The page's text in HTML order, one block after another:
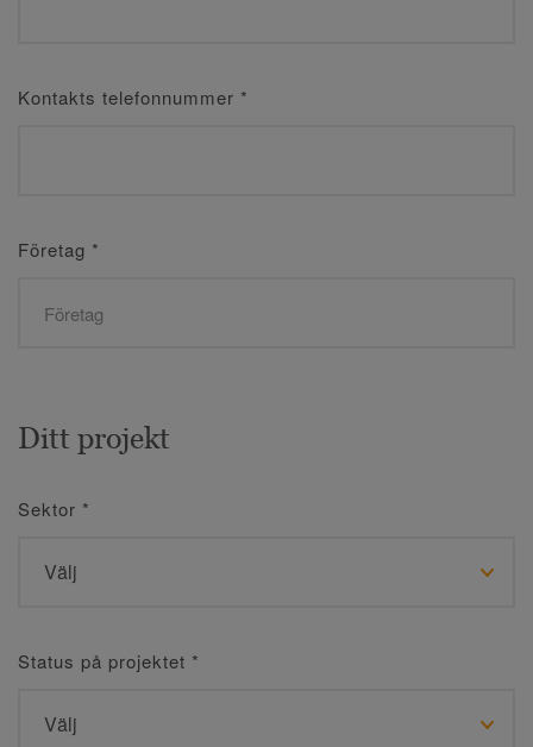
Kontakts telefonnummer *
Företag *
Ditt projekt
Sektor *
Status på projektet *